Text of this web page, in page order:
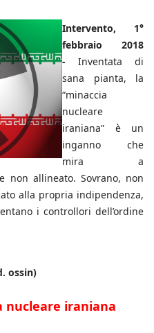
Intervento, 1°
febbraio 2018
- Inventata di
sana pianta, la
“minaccia
nucleare
iraniana” è un
inganno che
mira a
non allineato. Sovrano, non
alla propria indipendenza,
i controllori dell’ordine
ossin)
nucleare iraniana